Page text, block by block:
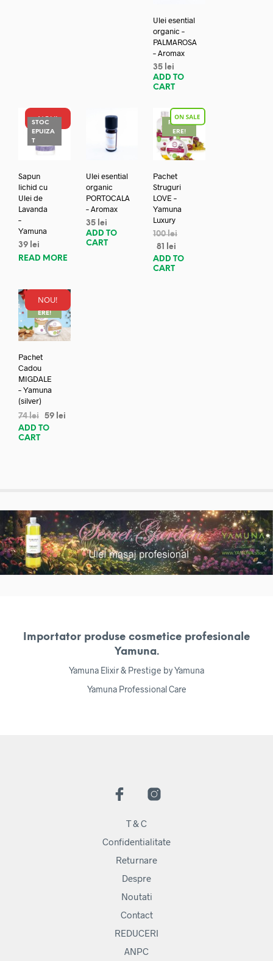
Ulei esential
organic –
PALMAROSA
– Aromax
35 lei
ADD TO
CART
NOU!
STOC
EPUIZA
T
Sapun
lichid cu
Ulei de
Lavanda
–
Yamuna
39 lei
READ MORE
Ulei esential
organic
PORTOCALA
– Aromax
35 lei
ADD TO
CART
REDUC
ERE!
Pachet
Struguri
LOVE –
Yamuna
Luxury
100lei
81
lei
ADD TO
CART
NOU!
REDUC
ERE!
Pachet
Cadou
MIGDALE
– Yamuna
(silver)
74lei 59 lei
ADD TO
CART
Importator produse cosmetice profesionale
Yamuna.
Yamuna Elixir & Prestige by Yamuna
Yamuna Professional Care
T & C
Confidentialitate
Returnare
Despre
Noutati
Contact
REDUCERI
ANPC